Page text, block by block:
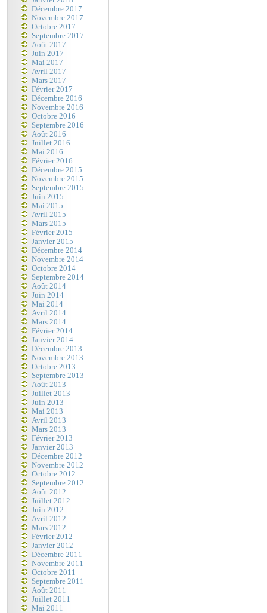
Décembre 2017
Novembre 2017
Octobre 2017
Septembre 2017
Août 2017
Juin 2017
Mai 2017
Avril 2017
Mars 2017
Février 2017
Décembre 2016
Novembre 2016
Octobre 2016
Septembre 2016
Août 2016
Juillet 2016
Mai 2016
Février 2016
Décembre 2015
Novembre 2015
Septembre 2015
Juin 2015
Mai 2015
Avril 2015
Mars 2015
Février 2015
Janvier 2015
Décembre 2014
Novembre 2014
Octobre 2014
Septembre 2014
Août 2014
Juin 2014
Mai 2014
Avril 2014
Mars 2014
Février 2014
Janvier 2014
Décembre 2013
Novembre 2013
Octobre 2013
Septembre 2013
Août 2013
Juillet 2013
Juin 2013
Mai 2013
Avril 2013
Mars 2013
Février 2013
Janvier 2013
Décembre 2012
Novembre 2012
Octobre 2012
Septembre 2012
Août 2012
Juillet 2012
Juin 2012
Avril 2012
Mars 2012
Février 2012
Janvier 2012
Décembre 2011
Novembre 2011
Octobre 2011
Septembre 2011
Août 2011
Juillet 2011
Mai 2011